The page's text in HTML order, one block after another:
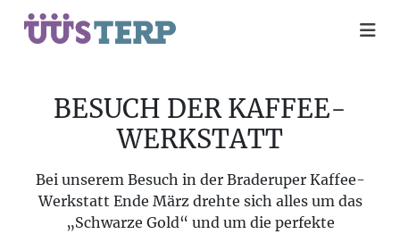
BESUCH DER KAFFEE-
WERKSTATT
Bei unserem Besuch in der Braderuper Kaffee-
Werkstatt Ende März drehte sich alles um das
„Schwarze Gold“ und um die perfekte